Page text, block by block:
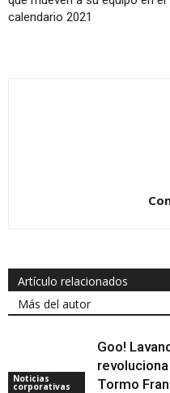
calendario 2021
Artículo relacionados
Más del autor
Noticias
corporativas
Goo!
Tormo